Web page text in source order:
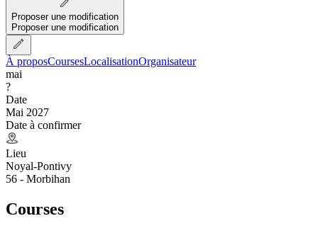
Proposer une modification
Proposer une modification
À proposCoursesLocalisationOrganisateur
mai
?
Date
Mai 2027
Date à confirmer
Lieu
Noyal-Pontivy
56 - Morbihan
Courses